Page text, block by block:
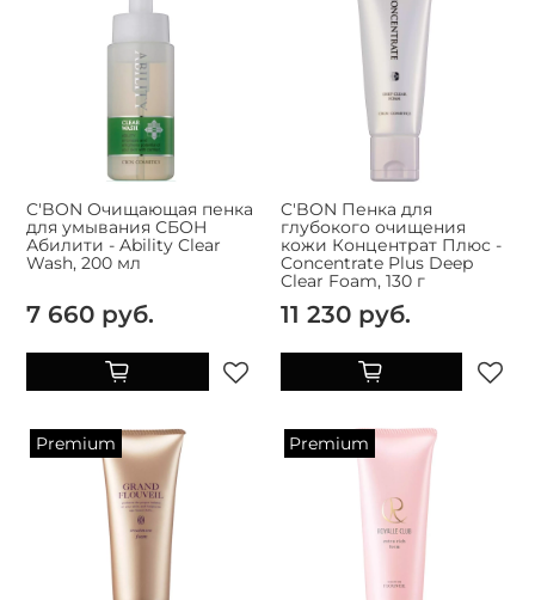
C'BON Очищающая пенка
для умывания СБОН
Абилити - Ability Clear
Wash, 200 мл
7 660 руб.
C'BON Пенка для
глубокого очищения
кожи Концентрат Плюс -
Concentrate Plus Deep
Clear Foam, 130 г
11 230 руб.
Premium Premium